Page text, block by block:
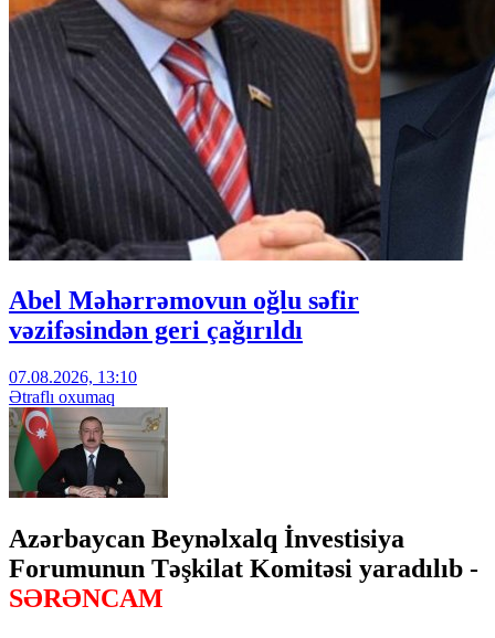
Abel Məhərrəmovun oğlu səfir
vəzifəsindən geri çağırıldı
07.08.2026, 13:10
Ətraflı oxumaq
Azərbaycan Beynəlxalq İnvestisiya
Forumunun Təşkilat Komitəsi yaradılıb -
SƏRƏNCAM